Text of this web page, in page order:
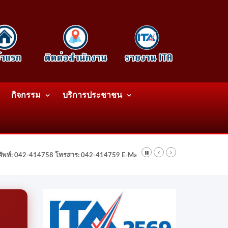
กิจกรรม บริการประชาชน
: 042-414758 โทรสาร: 042-414759 E-Mail: wattatnk@gmail.com